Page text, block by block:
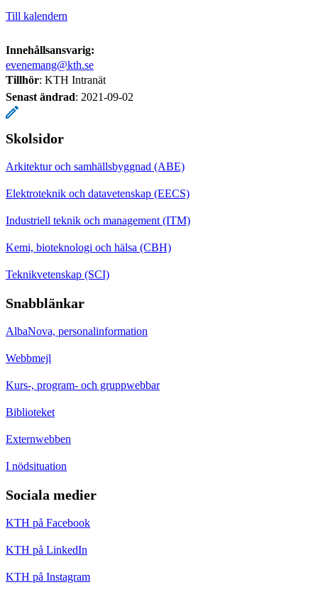
Till kalendern
Innehållsansvarig:
evenemang@kth.se
Tillhör: KTH Intranät
Senast ändrad: 2021-09-02
Skolsidor
Arkitektur och samhällsbyggnad (ABE)
Elektroteknik och datavetenskap (EECS)
Industriell teknik och management (ITM)
Kemi, bioteknologi och hälsa (CBH)
Teknikvetenskap (SCI)
Snabblänkar
AlbaNova, personalinformation
Webbmejl
Kurs-, program- och gruppwebbar
Biblioteket
Externwebben
I nödsituation
Sociala medier
KTH på Facebook
KTH på LinkedIn
KTH på Instagram